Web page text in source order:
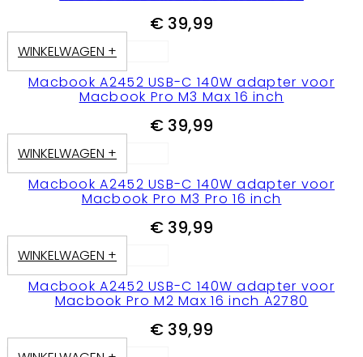
€ 39,99
WINKELWAGEN +
Macbook A2452 USB-C 140W adapter voor
Macbook Pro M3 Max 16 inch
€ 39,99
WINKELWAGEN +
Macbook A2452 USB-C 140W adapter voor
Macbook Pro M3 Pro 16 inch
€ 39,99
WINKELWAGEN +
Macbook A2452 USB-C 140W adapter voor
Macbook Pro M2 Max 16 inch A2780
€ 39,99